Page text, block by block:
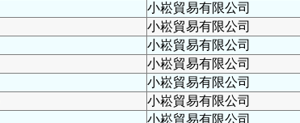
小崧貿易有限公司
小崧貿易有限公司
小崧貿易有限公司
小崧貿易有限公司
小崧貿易有限公司
小崧貿易有限公司
小崧貿易有限公司